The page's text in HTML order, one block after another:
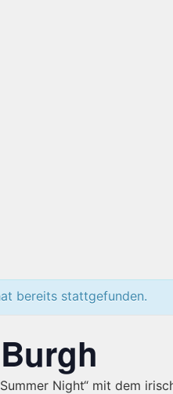
bereits stattgefunden.
Summer Night“ mit dem